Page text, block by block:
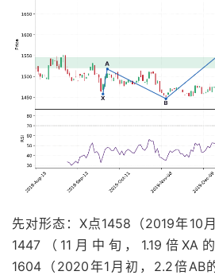
先对形态：X点1458（2019年10
1447（11月中旬，1.19倍XA
1604（2020年1月初，2.2倍AB